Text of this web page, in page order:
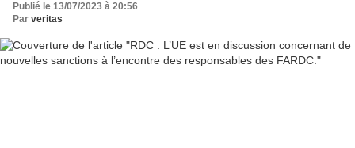
Publié le 13/07/2023 à 20:56
Par veritas